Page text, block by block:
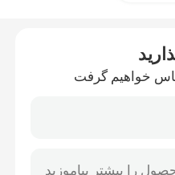
خواهیم گرفت